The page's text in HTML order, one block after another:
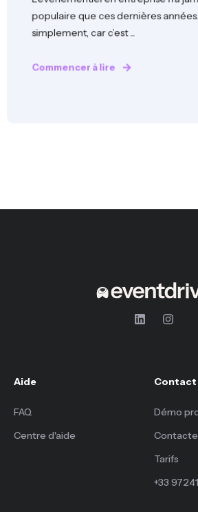
populaire que ces dernières
simplement, car c’est ...
Commencer à lire
Aide
FAQ
Centre d'aide
Contact
Démo
Tarifs
+33